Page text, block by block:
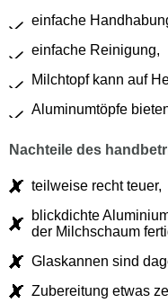
einfache
einfache Reinigung,
Milchtopf kann auf
Aluminumtöpfe
Nachteile des
teilweise recht teuer,
blickdichte
der Milchschaum
Glaskannen sind
Zubereitung etwas